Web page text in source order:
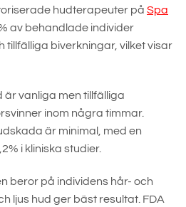
hudterapeuter på Spa
av behandlade individer
tillfälliga biverkningar, vilket visar
vanliga men tillfälliga
inom några timmar.
är minimal, med en
i kliniska studier.
beror på individens hår- och
ljus hud ger bäst resultat. FDA